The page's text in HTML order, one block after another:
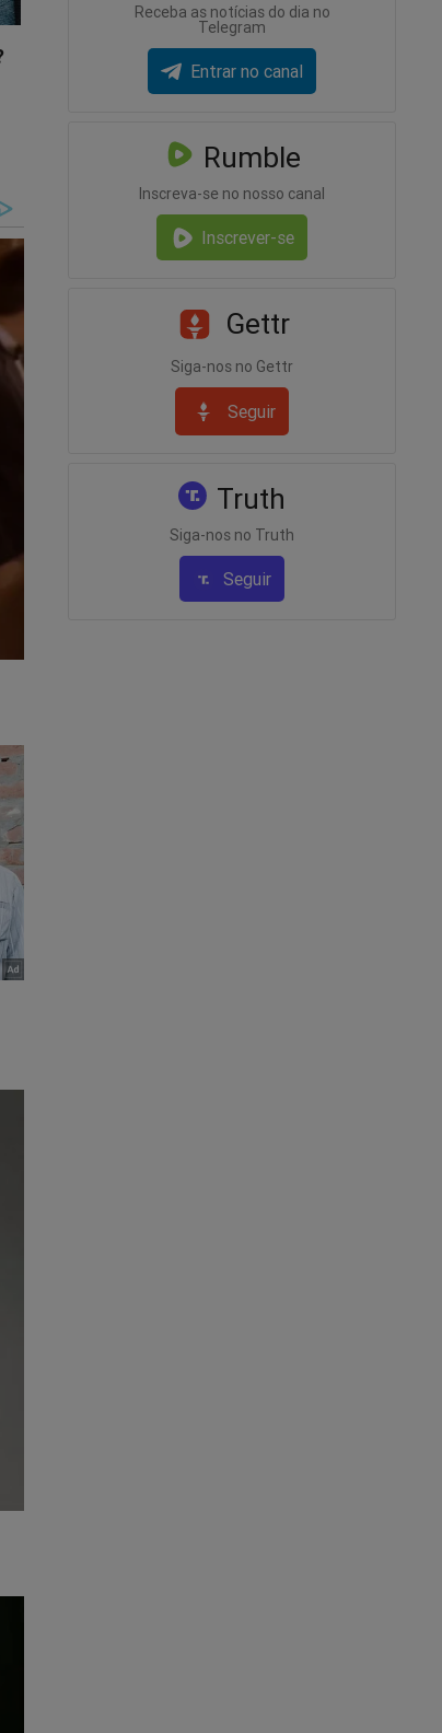
Receba as notícias do dia no
Telegram
Entrar no canal
Rumble
Inscreva-se no nosso canal
Inscrever-se
Gettr
Siga-nos no Gettr
Seguir
Truth
Siga-nos no Truth
Seguir